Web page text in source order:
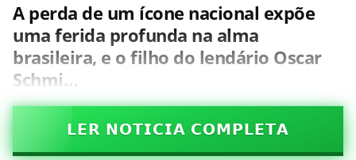
A perda de um ícone nacional expõe
uma ferida profunda na alma
brasileira, e o filho do lendário Oscar
Schmi…
𝗟𝗘𝗥 𝗡𝗢𝗧𝗜𝗖𝗜𝗔 𝗖𝗢𝗠𝗣𝗟𝗘𝗧𝗔